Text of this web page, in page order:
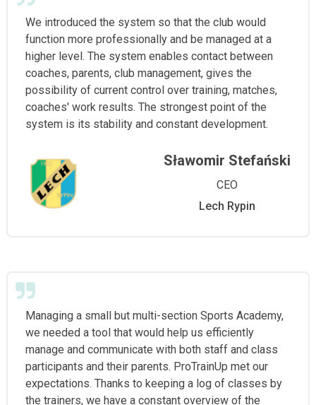
We introduced the system so that the club would
function more professionally and be managed at a
higher level. The system enables contact between
coaches, parents, club management, gives the
possibility of current control over training, matches,
coaches' work results. The strongest point of the
system is its stability and constant development.
Sławomir Stefański
CEO
Lech Rypin
Managing a small but multi-section Sports Academy,
we needed a tool that would help us efficiently
manage and communicate with both staff and class
participants and their parents. ProTrainUp met our
expectations. Thanks to keeping a log of classes by
the trainers, we have a constant overview of the